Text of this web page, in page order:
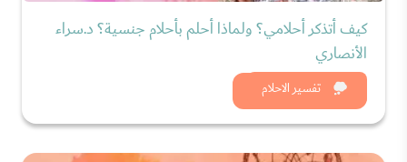
تفسير الاحلام
كيف أتذكر أحلامي؟ ولماذا أحلم بأحلام جنسية؟ د.سراء
الأنصاري
شاهد الان